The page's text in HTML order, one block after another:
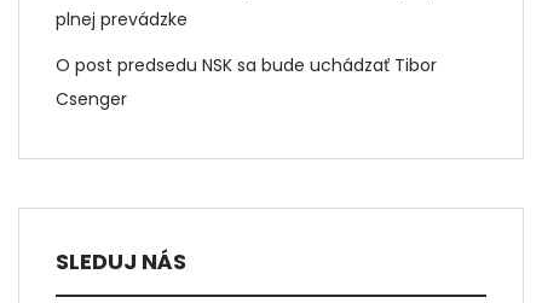
plnej prevádzke
O post predsedu NSK sa bude uchádzať Tibor
Csenger
SLEDUJ NÁS